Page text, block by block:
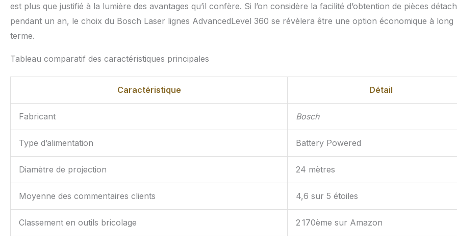
est plus que justifié à la lumière des avantages qu’il confère. Si l’on considère la facilité d’obtention de pièces
pendant un an, le choix du Bosch Laser lignes AdvancedLevel 360 se révèlera être une option économique à long
terme.
Tableau comparatif des caractéristiques principales
Caractéristique Détail
Fabricant Bosch
Type d’alimentation Battery Powered
Diamètre de projection 24 mètres
Moyenne des commentaires clients 4,6 sur 5 étoiles
Classement en outils bricolage 2 170ème sur Amazon